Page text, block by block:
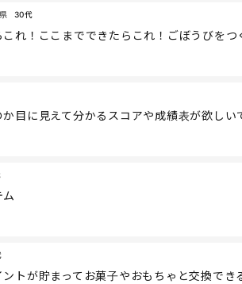
30代
これ！ここまでできたらこれ！ごぼうびをつ
目に見えて分かるスコアや成績表が欲しい
トが貯まってお菓子やおもちゃと交換でき